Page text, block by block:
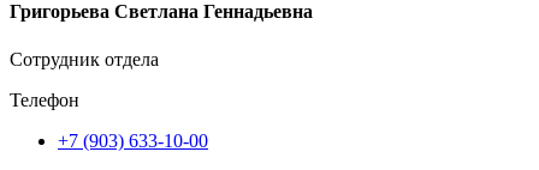
Григорьева Светлана Геннадьевна
Сотрудник отдела
Телефон
+7 (903) 633-10-00